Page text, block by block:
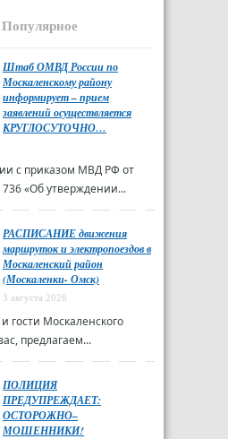
Популярное
Штаб ОМВД России по
Москаленскому району
информирует – прием
заявлений осуществляется
КРУГЛОСУТОЧНО…
с приказом МВД РФ от
«Об утверждении...
РАСПИСАНИЕ движения
маршруток и электропоездов в
Москаленский район
(Москаленки- Омск)
3 августа 2026
гости Москаленского
предлагаем...
ПОЛИЦИЯ
ПРЕДУПРЕЖДАЕТ:
ОСТОРОЖНО–
МОШЕННИКИ!